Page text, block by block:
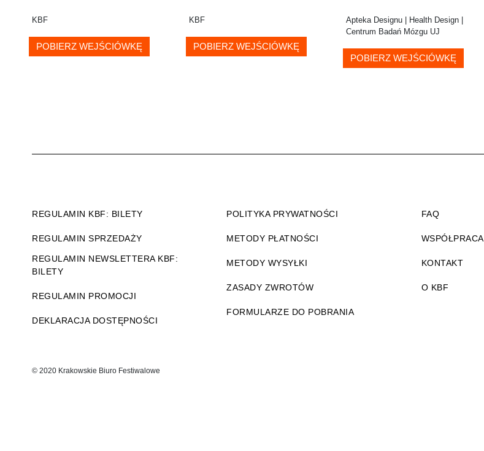
KBF
POBIERZ WEJŚCIÓWKĘ
KBF
POBIERZ WEJŚCIÓWKĘ
Apteka Designu | Health Design |
Centrum Badań Mózgu UJ
POBIERZ WEJŚCIÓWKĘ
REGULAMIN KBF: BILETY
REGULAMIN SPRZEDAŻY
REGULAMIN NEWSLETTERA KBF:
BILETY
REGULAMIN PROMOCJI
DEKLARACJA DOSTĘPNOŚCI
POLITYKA PRYWATNOŚCI
METODY PŁATNOŚCI
METODY WYSYŁKI
ZASADY ZWROTÓW
FORMULARZE DO POBRANIA
FAQ
WSPÓŁPRACA
KONTAKT
O KBF
© 2020 Krakowskie Biuro Festiwalowe